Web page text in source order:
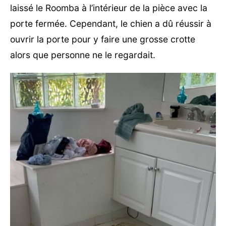
laissé le Roomba à l’intérieur de la pièce avec la
porte fermée. Cependant, le chien a dû réussir à
ouvrir la porte pour y faire une grosse crotte
alors que personne ne le regardait.